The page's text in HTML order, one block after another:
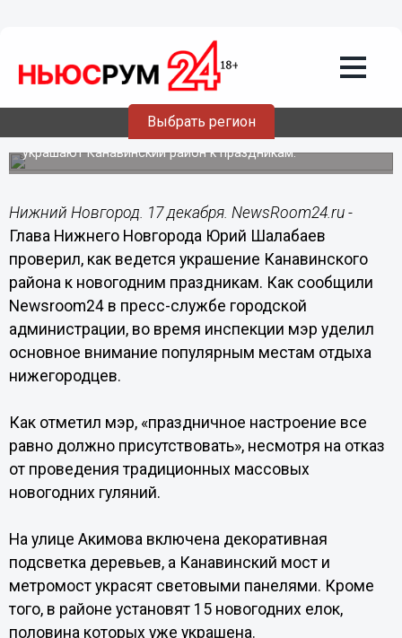
Выбрать регион
17.12.202019:56
Канавинский район украсят к Новому
году
Глава Нижнего Новгорода Юрий Шалабаев проверил, как
украшают Канавинский район к праздникам.
Нижний Новгород. 17 декабря. NewsRoom24.ru -
Глава Нижнего Новгорода Юрий Шалабаев
проверил, как ведется украшение Канавинского
района к новогодним праздникам. Как сообщили
Newsroom24 в пресс-службе городской
администрации, во время инспекции мэр уделил
основное внимание популярным местам отдыха
нижегородцев.
Как отметил мэр, «праздничное настроение все
равно должно присутствовать», несмотря на отказ
от проведения традиционных массовых
новогодних гуляний.
На улице Акимова включена декоративная
подсветка деревьев, а Канавинский мост и
метромост украсят световыми панелями. Кроме
того, в районе установят 15 новогодних елок,
половина которых уже украшена.